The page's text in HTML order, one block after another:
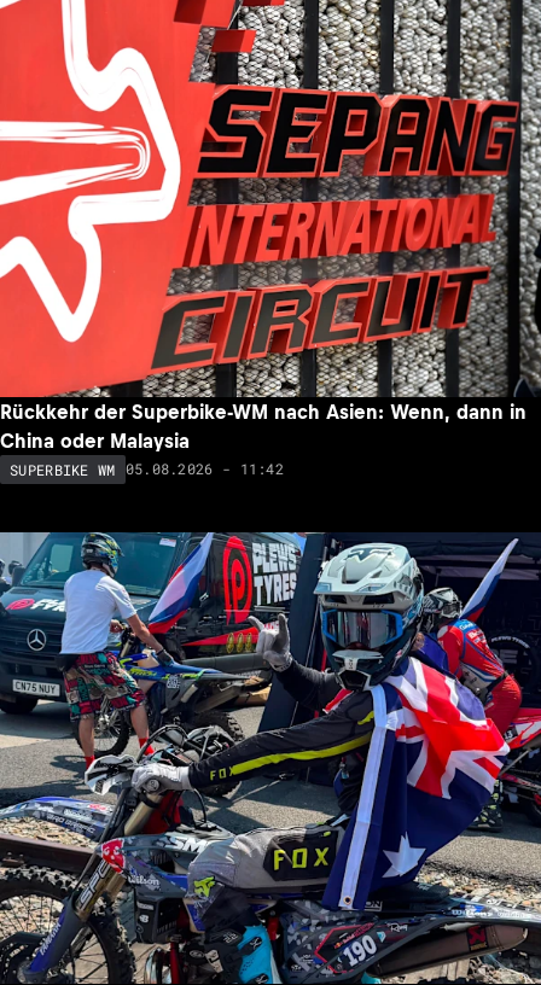
Rückkehr der Superbike-WM nach Asien: Wenn, dann in
China oder Malaysia
SUPERBIKE WM 05.08.2026 - 11:42